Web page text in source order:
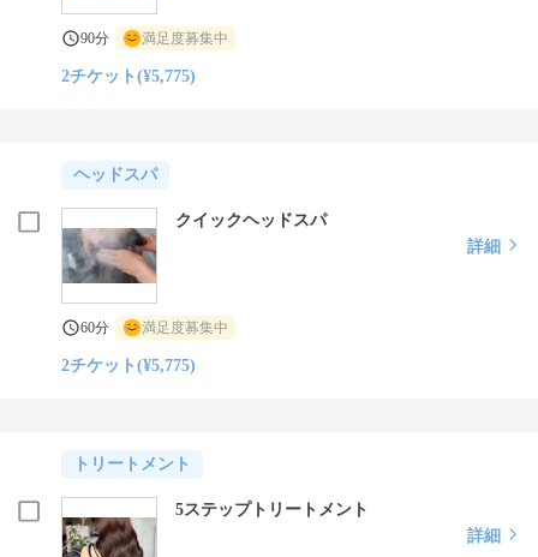
90分 満足度募集中
2チケット(¥5,775)
ヘッドスパ
クイックヘッドスパ
詳細
60分 満足度募集中
2チケット(¥5,775)
トリートメント
5ステップトリートメント
詳細